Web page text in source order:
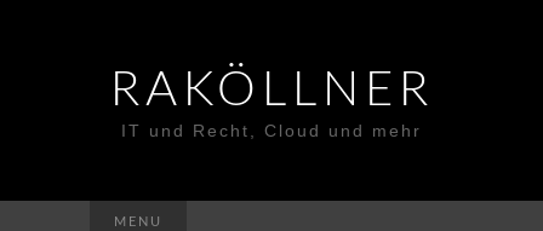
RAKÖLLNER
IT und Recht, Cloud und mehr
MENU